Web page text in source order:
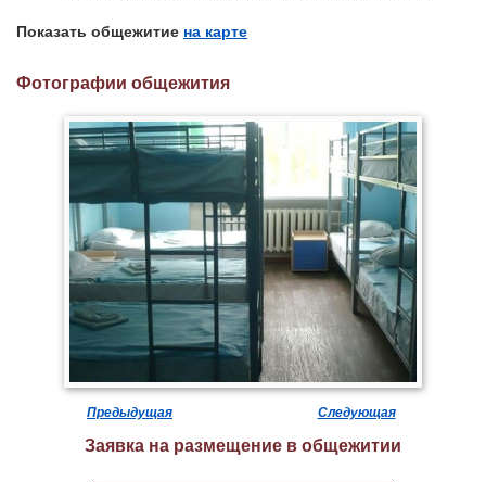
Показать общежитие на карте
Фотографии общежития
Предыдущая Следующая
Заявка на размещение в общежитии